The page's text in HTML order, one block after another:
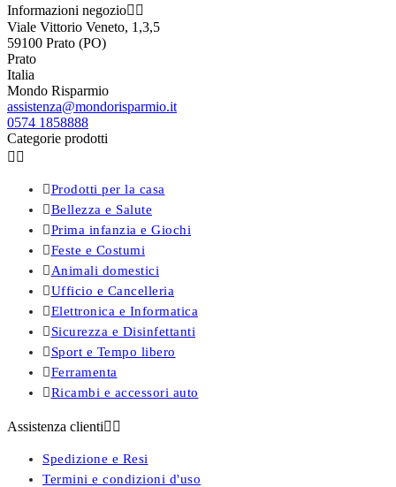
Informazioni negozio 
Viale Vittorio Veneto, 1,3,5
59100 Prato (PO)
Prato
Italia
Mondo Risparmio
assistenza@mondorisparmio.it
0574 1858888
Categorie prodotti
 
Prodotti per la casa
Bellezza e Salute
Prima infanzia e Giochi
Feste e Costumi
 Animali domestici
Ufficio e Cancelleria
Elettronica e Informatica
 Sicurezza e Disinfettanti
 Sport e Tempo libero
Ferramenta
Ricambi e accessori auto
Assistenza clienti 
Spedizione e Resi
Termini e condizioni d'uso